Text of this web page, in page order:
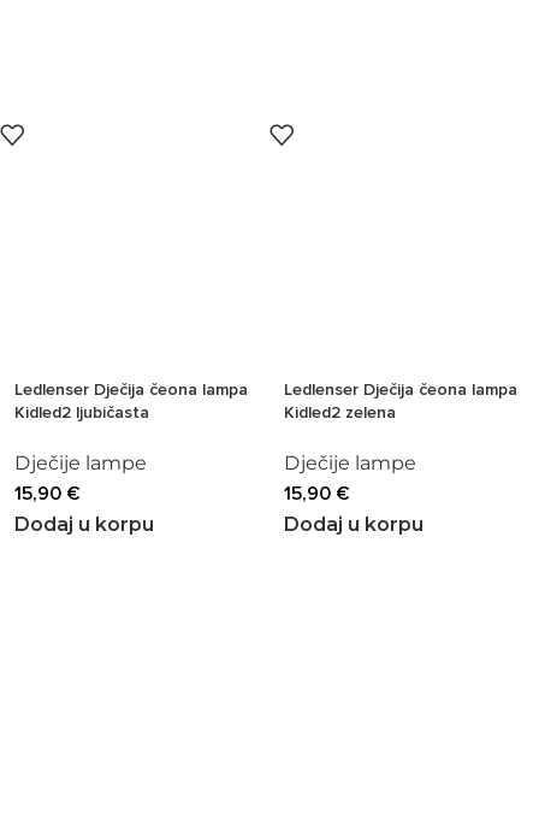
Ledlenser Dječija čeona lampa
Kidled2 ljubičasta
Dječije lampe
15,90 €
Dodaj u korpu
Ledlenser Dječija čeona lampa
Kidled2 zelena
Dječije lampe
15,90 €
Dodaj u korpu